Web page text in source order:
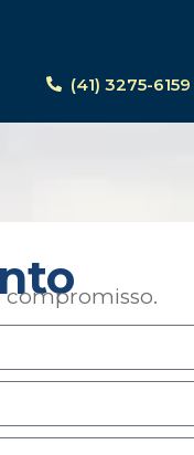
(41) 3275-6159
compromisso.